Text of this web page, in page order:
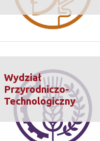
Wydział
Przyrodniczo-
Technologiczny